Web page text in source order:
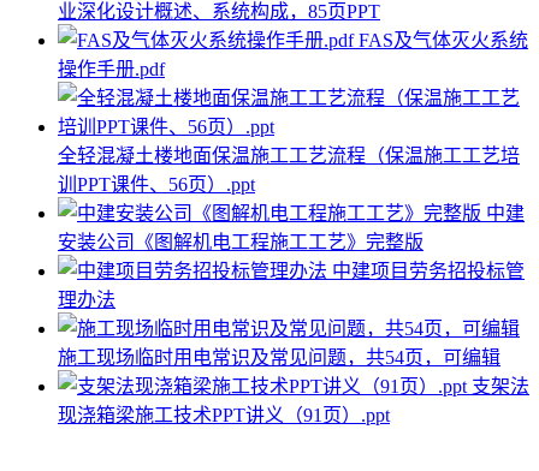
业深化设计概述、系统构成，85页PPT
FAS及气体灭火系统
操作手册.pdf
全轻混凝土楼地面保温施工工艺流程（保温施工工艺培
训PPT课件、56页）.ppt
中建
安装公司《图解机电工程施工工艺》完整版
中建项目劳务招投标管
理办法
施工现场临时用电常识及常见问题，共54页，可编辑
支架法
现浇箱梁施工技术PPT讲义（91页）.ppt